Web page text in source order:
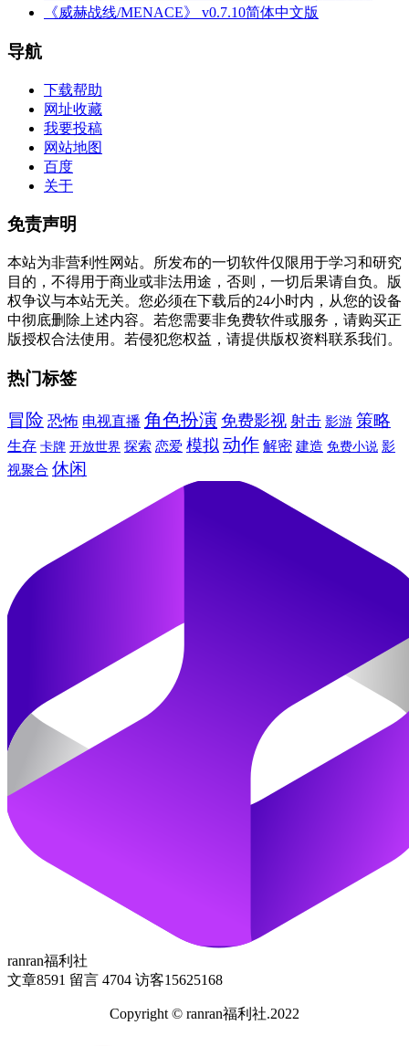
《威赫战线/MENACE》 v0.7.10简体中文版
导航
下载帮助
网址收藏
我要投稿
网站地图
百度
关于
免责声明
本站为非营利性网站。所发布的一切软件仅限用于学习和研究
目的，不得用于商业或非法用途，否则，一切后果请自负。版
权争议与本站无关。您必须在下载后的24小时内，从您的设备
中彻底删除上述内容。若您需要非免费软件或服务，请购买正
版授权合法使用。若侵犯您权益，请提供版权资料联系我们。
热门标签
冒险 恐怖 电视直播 角色扮演 免费影视 射击 影游 策略
生存 卡牌 开放世界 探索 恋爱 模拟 动作 解密 建造 免费小说 影
视聚合 休闲
ranran福利社
文章8591 留言 4704 访客15625168
Copyright © ranran福利社.2022